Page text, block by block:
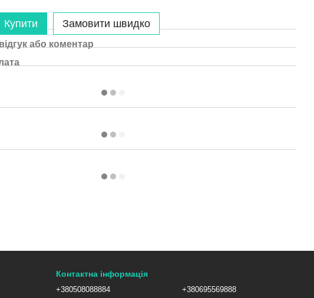
Купити Замовити швидко
або коментар
Контактна інформація
+380508088884 +380695569888